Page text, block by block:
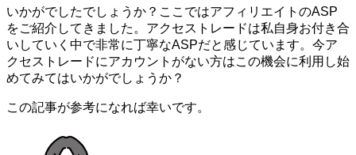
いかがでしたでしょうか？ここではアフィリエイトのASP
をご紹介してきました。アクセストレードは私自身お付き合
いしていく中で非常に丁寧なASPだと感じています。今ア
クセストレードにアカウントがない方はこの機会に利用し始
めてみてはいかがでしょうか？
この記事が参考になれば幸いです。